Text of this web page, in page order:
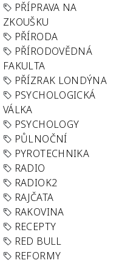
PŘÍPRAVA NA
ZKOUŠKU
PŘÍRODA
PŘÍRODOVĚDNÁ
FAKULTA
PŘÍZRAK LONDÝNA
PSYCHOLOGICKÁ
VÁLKA
PSYCHOLOGY
PŮLNOČNÍ
PYROTECHNIKA
RADIO
RADIOK2
RAJČATA
RAKOVINA
RECEPTY
RED BULL
REFORMY